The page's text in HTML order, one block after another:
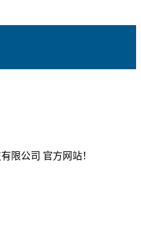
限公司 官方网站！